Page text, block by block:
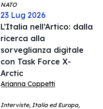
NATO
23 Lug 2026
L’Italia nell’Artico: dalla
ricerca alla
sorveglianza digitale
con Task Force X-
Arctic
Arianna Coppetti
Interviste, Italia ed Europa,